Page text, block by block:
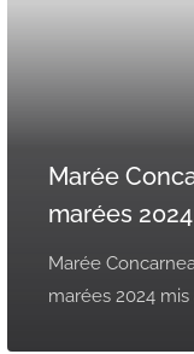
Marée
marées 2024
Marée
marées 2024